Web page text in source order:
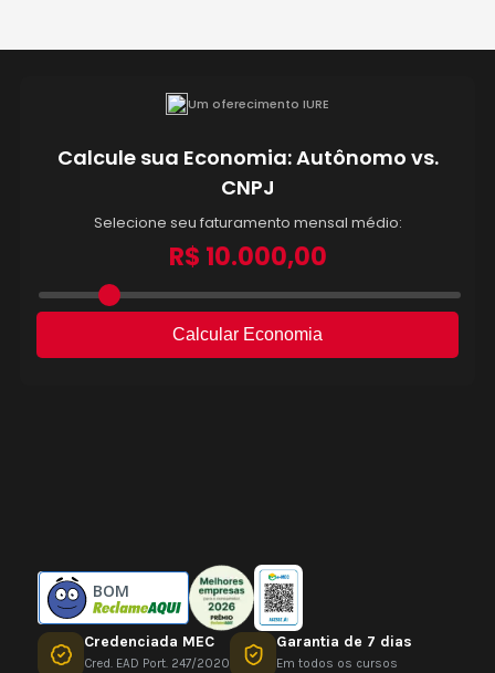
BOM
Credenciada MEC
Cred. EAD Port. 247/2020
Garantia de 7 dias
Em todos os cursos